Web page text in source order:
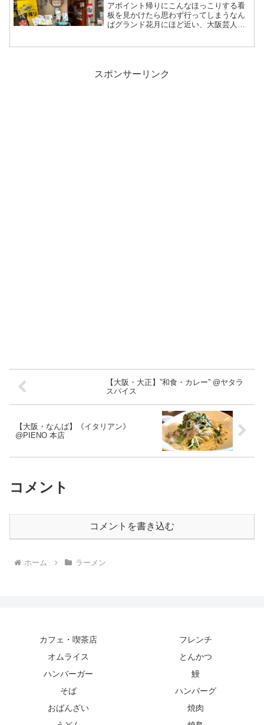
アポイント帰りにこんなほっこりする看
板を見かけたら思わず行ってしまうなん
ばグランド花月にほど近い、大阪芸人も
スポンサーリンク
【大阪・大正】”和食・カレー” @ヤタラ
スパイス
【大阪・なんば】《イタリアン》
@PIENO 本店
コメント
コメントを書き込む
ホーム ラーメン
カフェ・喫茶店
フレンチ
オムライス
とんかつ
ハンバーガー
鰻
そば
ハンバーグ
おばんざい
焼肉